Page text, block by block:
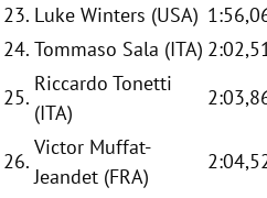
23. Luke Winters (USA)
24. Tommaso Sala (ITA)
25.
Riccardo Tonetti
(ITA)
26.
Victor Muffat-
Jeandet (FRA)